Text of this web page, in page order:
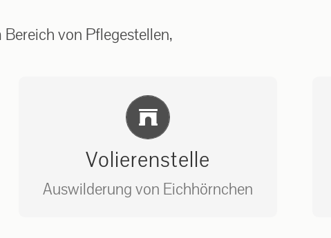
von Pflegestellen,
Volierenstelle
Auswilderung von Eichhörnchen
Einlernung und Infos